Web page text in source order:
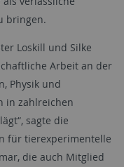
bringen.
Loskill und Silke
Arbeit an der
Physik und
in zahlreichen
sagte die
für tierexperimentelle
die auch Mitglied